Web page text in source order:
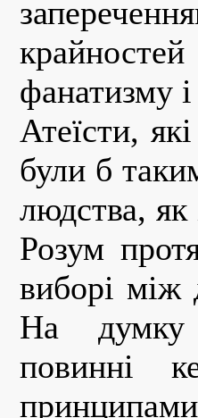
фанатизму і
Атеїсти,
були б
людства, як
Розум
виборі між
На думку
повинні